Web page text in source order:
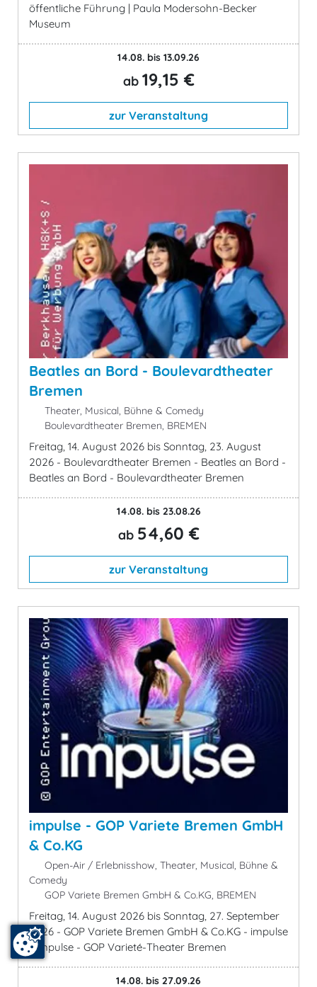
öffentliche Führung | Paula Modersohn-Becker
Museum
14.08. bis 13.09.26
ab 19,15 €
zur Veranstaltung
Beatles an Bord - Boulevardtheater
Bremen
Theater, Musical, Bühne & Comedy
Boulevardtheater Bremen, BREMEN
Freitag, 14. August 2026 bis Sonntag, 23. August
2026 - Boulevardtheater Bremen - Beatles an Bord -
Beatles an Bord - Boulevardtheater Bremen
14.08. bis 23.08.26
ab 54,60 €
zur Veranstaltung
impulse - GOP Variete Bremen GmbH
& Co.KG
Open-Air / Erlebnisshow, Theater, Musical, Bühne &
Comedy
GOP Variete Bremen GmbH & Co.KG, BREMEN
Freitag, 14. August 2026 bis Sonntag, 27. September
2026 - GOP Variete Bremen GmbH & Co.KG - impulse
- impulse - GOP Varieté-Theater Bremen
14.08. bis 27.09.26